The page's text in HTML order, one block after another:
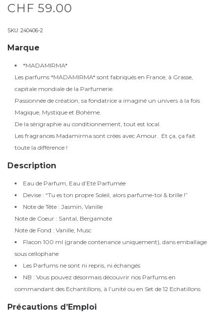
CHF 59.00
SKU: 240406-2
Marque
*MADAMIRMA*
Les parfums *MADAMIRMA* sont fabriqués en France, à Grasse,
capitale mondiale de la Parfumerie.
Passionnée de création, sa fondatrice a imaginé un univers à la fois
Magique, Mystique et Bohème.
De la sérigraphie au conditionnement, tout est local.
Les fragrances Madamirma sont crées avec Amour. Et ça, ça fait
toute la différence !
Description
Eau de Parfum, Eau d’Eté Parfumée
Devise : “Tu es ton propre Soleil, alors parfume-toi & brille !”
Note de Tête : Jasmin, Vanille
Note de Coeur : Santal, Bergamote
Note de Fond : Vanille, Musc
Flacon 100 ml (grande contenance uniquement), dans emballage
sous cellophane
Les Parfums ne sont ni repris, ni échangés
NB : Vous pouvez désormais découvrir nos Parfums en
commandant des Echantillons, à l’unité ou en Set de 12 Echatillons
Précautions d’Emploi